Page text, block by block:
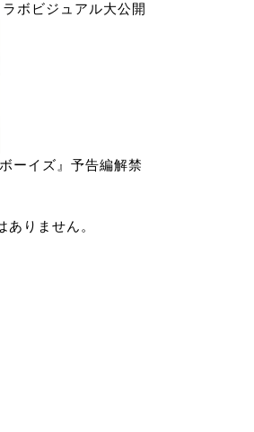
ボビジュアル大公開
ーイズ』予告編解禁
りません。